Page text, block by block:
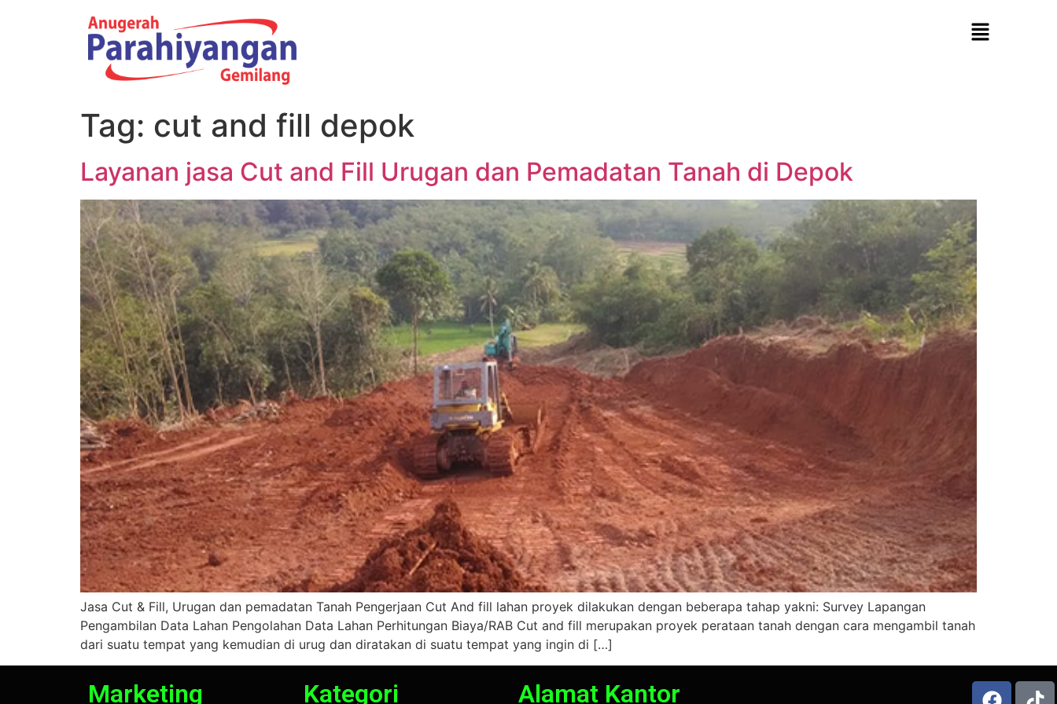
Tag: cut and fill depok
Layanan jasa Cut and Fill Urugan dan Pemadatan Tanah di Depok
Jasa Cut & Fill, Urugan dan pemadatan Tanah Pengerjaan Cut And fill lahan proyek dilakukan dengan beberapa tahap yakni: Survey Lapangan
Pengambilan Data Lahan Pengolahan Data Lahan Perhitungan Biaya/RAB Cut and fill merupakan proyek perataan tanah dengan cara mengambil tanah
dari suatu tempat yang kemudian di urug dan diratakan di suatu tempat yang ingin di […]
Marketing Kategori Alamat Kantor